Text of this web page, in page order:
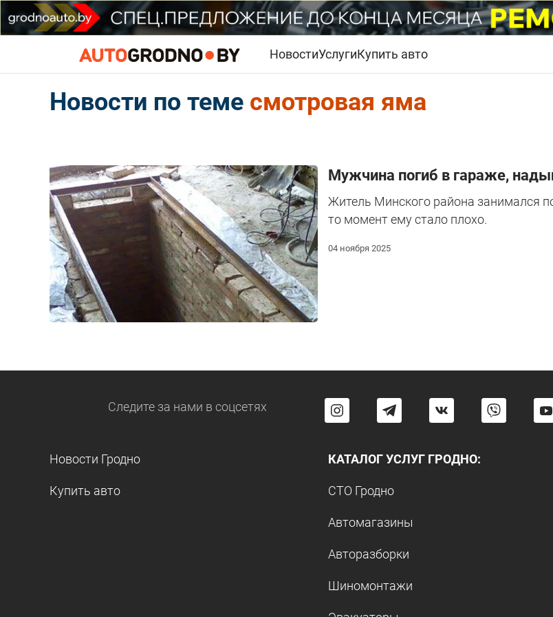
НовостиУслугиКупить авто
Новости по теме смотровая яма
Мужчина погиб в гараже,
Житель Минского района занимался
то момент ему стало плохо.
04 ноября 2025
Следите за нами в соцсетях
Новости Гродно
Купить авто
КАТАЛОГ УСЛУГ ГРОДНО:
СТО Гродно
Автомагазины
Авторазборки
Шиномонтажи